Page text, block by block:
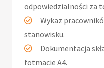
odpowiedzialności za
Wykaz
stanowisku.
Dokumentacja
fotmacie A4.